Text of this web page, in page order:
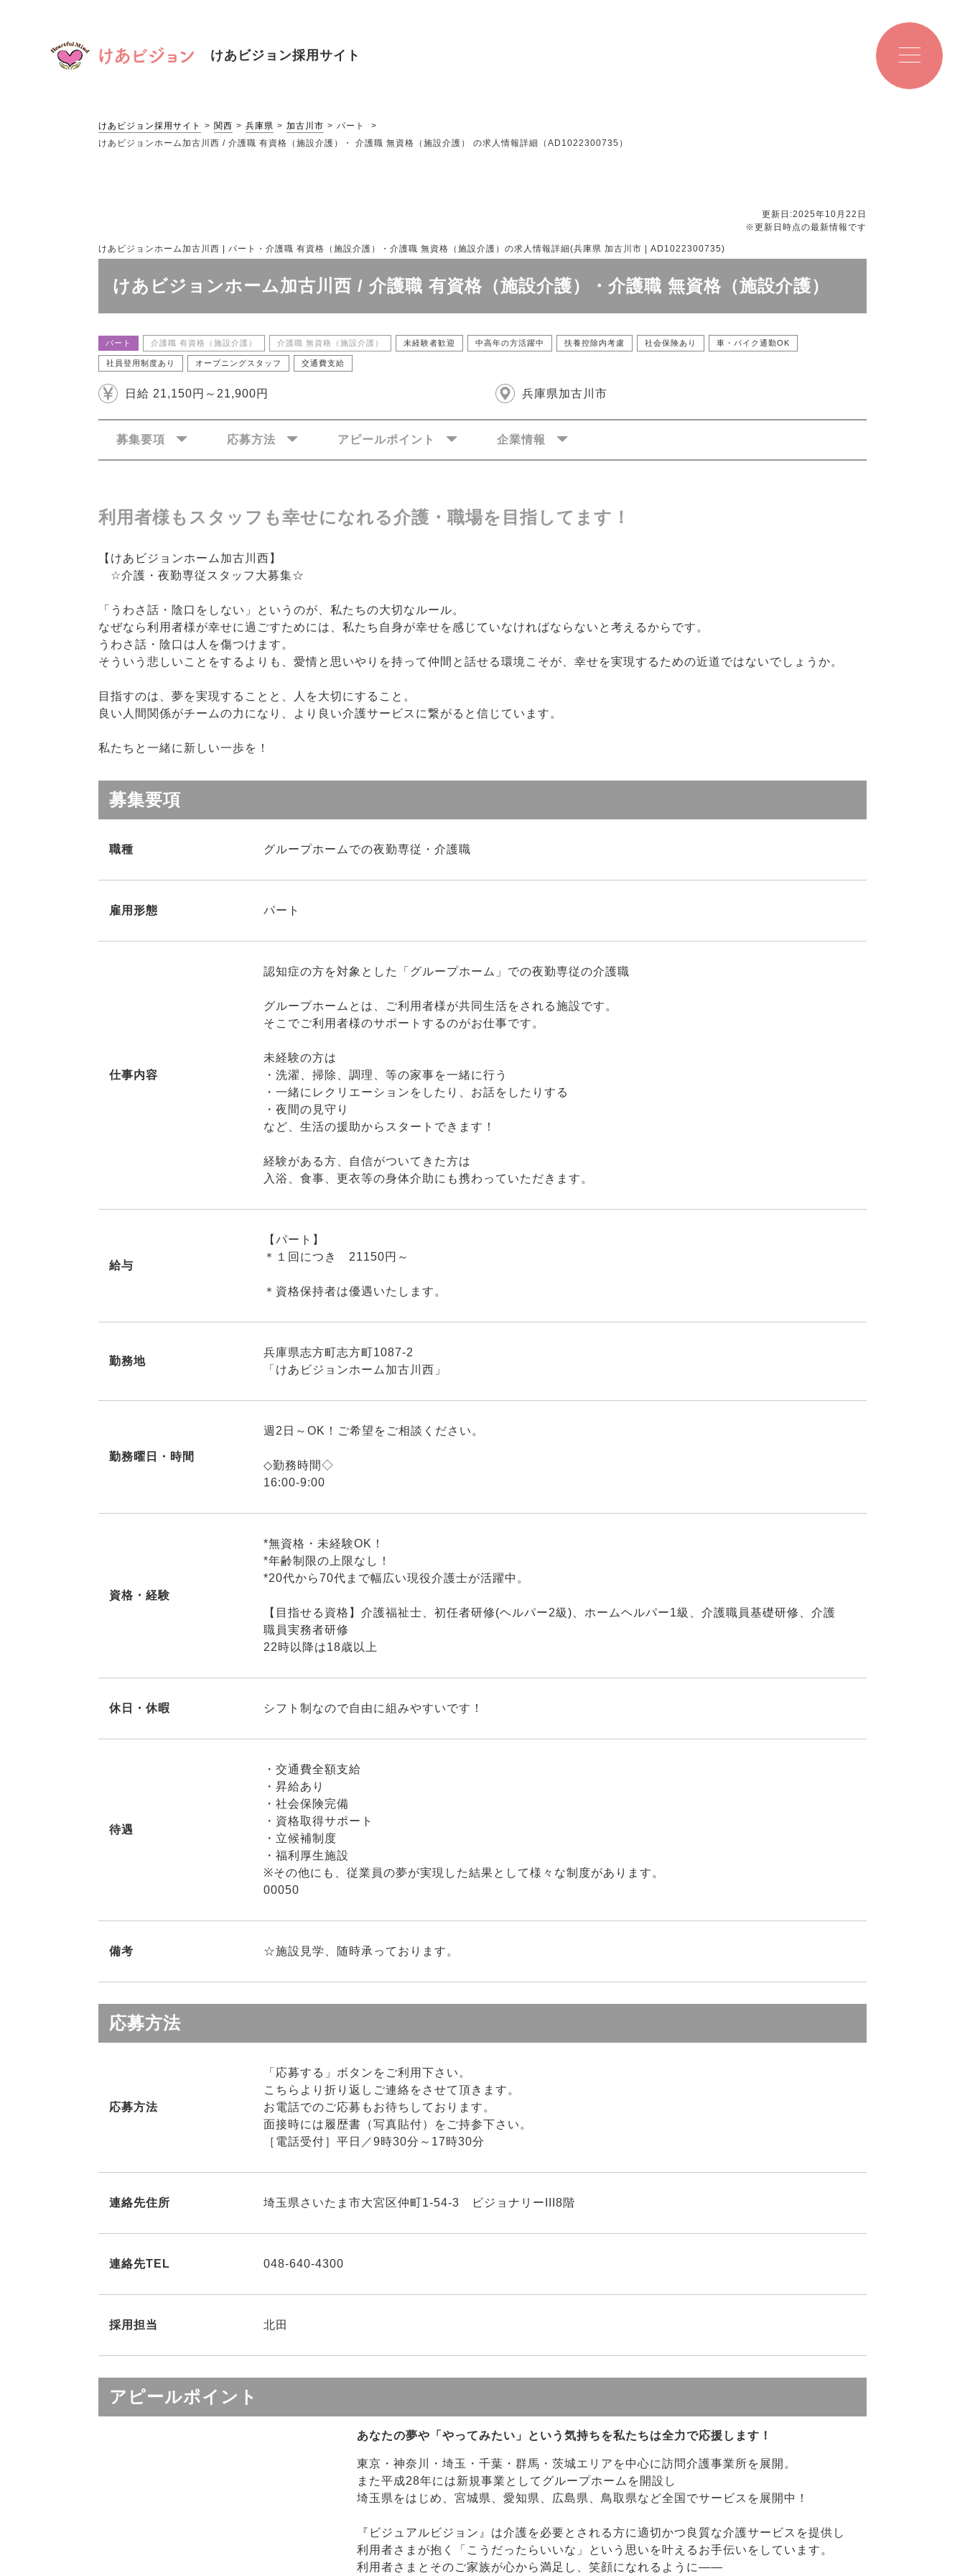
けあビジョン採用サイト
けあビジョン採用サイト 関西 兵庫県 加古川市
パート
けあビジョンホーム加古川西 / 介護職 有資格（施設介護）・ 介護職 無資格（施設介護） の求人情報詳細（AD1022300735）
更新日:2025年10月22日
※更新日時点の最新情報です
けあビジョンホーム加古川西 | パート・介護職 有資格（施設介護）・介護職 無資格（施設介護）の求人情報詳細(兵庫県 加古川市 | AD1022300735)
けあビジョンホーム加古川西 / 介護職 有資格（施設介護）・介護職 無資格（施設介護）
パート 介護職 有資格（施設介護） 介護職 無資格（施設介護） 未経験者歓迎 中高年の方活躍中 扶養控除内考慮 社会保険あり 車・バイク通勤OK
社員登用制度あり オープニングスタッフ 交通費支給
日給 21,150円～21,900円 兵庫県加古川市
募集要項 応募方法 アピールポイント 企業情報
利用者様もスタッフも幸せになれる介護・職場を目指してます！
【けあビジョンホーム加古川西】
☆介護・夜勤専従スタッフ大募集☆
「うわさ話・陰口をしない」というのが、私たちの大切なルール。
なぜなら利用者様が幸せに過ごすためには、私たち自身が幸せを感じていなければならないと考えるからです。
うわさ話・陰口は人を傷つけます。
そういう悲しいことをするよりも、愛情と思いやりを持って仲間と話せる環境こそが、幸せを実現するための近道ではないでしょうか。
目指すのは、夢を実現することと、人を大切にすること。
良い人間関係がチームの力になり、より良い介護サービスに繋がると信じています。
私たちと一緒に新しい一歩を！
募集要項
職種 グループホームでの夜勤専従・介護職
雇用形態 パート
仕事内容
認知症の方を対象とした「グループホーム」での夜勤専従の介護職
グループホームとは、ご利用者様が共同生活をされる施設です。
そこでご利用者様のサポートするのがお仕事です。
未経験の方は
・洗濯、掃除、調理、等の家事を一緒に行う
・一緒にレクリエーションをしたり、お話をしたりする
・夜間の見守り
など、生活の援助からスタートできます！
経験がある方、自信がついてきた方は
入浴、食事、更衣等の身体介助にも携わっていただきます。
給与
【パート】
＊１回につき 21150円～
＊資格保持者は優遇いたします。
勤務地
兵庫県志方町志方町1087-2
「けあビジョンホーム加古川西」
勤務曜日・時間
週2日～OK！ご希望をご相談ください。
◇勤務時間◇
16:00-9:00
資格・経験
*無資格・未経験OK！
*年齢制限の上限なし！
*20代から70代まで幅広い現役介護士が活躍中。
【目指せる資格】介護福祉士、初任者研修(ヘルパー2級)、ホームヘルパー1級、介護職員基礎研修、介護
職員実務者研修
22時以降は18歳以上
休日・休暇 シフト制なので自由に組みやすいです！
待遇
・交通費全額支給
・昇給あり
・社会保険完備
・資格取得サポート
・立候補制度
・福利厚生施設
※その他にも、従業員の夢が実現した結果として様々な制度があります。
00050
備考 ☆施設見学、随時承っております。
応募方法
応募方法
「応募する」ボタンをご利用下さい。
こちらより折り返しご連絡をさせて頂きます。
お電話でのご応募もお待ちしております。
面接時には履歴書（写真貼付）をご持参下さい。
［電話受付］平日／9時30分～17時30分
連絡先住所 埼玉県さいたま市大宮区仲町1-54-3 ビジョナリーIII8階
連絡先TEL 048-640-4300
採用担当 北田
アピールポイント
あなたの夢や「やってみたい」という気持ちを私たちは全力で応援します！
東京・神奈川・埼玉・千葉・群馬・茨城エリアを中心に訪問介護事業所を展開。
また平成28年には新規事業としてグループホームを開設し
埼玉県をはじめ、宮城県、愛知県、広島県、鳥取県など全国でサービスを展開中！
『ビジュアルビジョン』は介護を必要とされる方に適切かつ良質な介護サービスを提供し
利用者さまが抱く「こうだったらいいな」という思いを叶えるお手伝いをしています。
利用者さまとそのご家族が心から満足し、笑顔になれるように――